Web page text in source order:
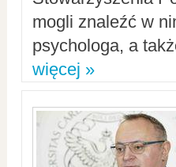
mogli znaleźć w
psychologa, a
więcej »